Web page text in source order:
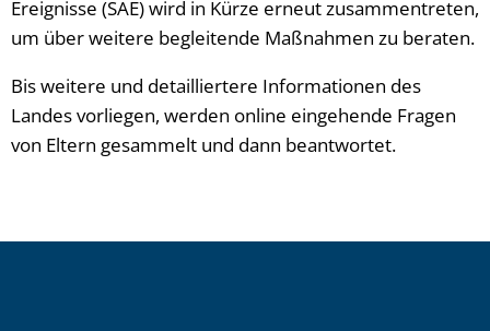
Ereignisse (SAE) wird in Kürze erneut zusammentreten,
um über weitere begleitende Maßnahmen zu beraten.
Bis weitere und detailliertere Informationen des
Landes vorliegen, werden online eingehende Fragen
von Eltern gesammelt und dann beantwortet.